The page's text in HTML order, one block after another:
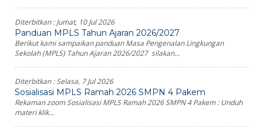
Diterbitkan :Jumat, 10 Jul 2026
Panduan MPLS Tahun Ajaran 2026/2027
Berikut kami sampaikan panduan Masa Pengenalan Lingkungan
Sekolah (MPLS) Tahun Ajaran 2026/2027 silakan...
Diterbitkan :Selasa, 7 Jul 2026
Sosialisasi MPLS Ramah 2026 SMPN 4 Pakem
Rekaman zoom Sosialisasi MPLS Ramah 2026 SMPN 4 Pakem : Unduh
materi klik...